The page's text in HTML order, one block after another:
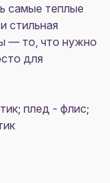
самые теплые
стильная
— то, что нужно
для
плед - флис;